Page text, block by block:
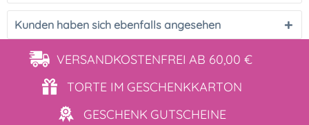
Kunden haben sich ebenfalls angesehen
VERSANDKOSTENFREI AB 60,00 €
TORTE IM GESCHENKKARTON
GESCHENK GUTSCHEINE